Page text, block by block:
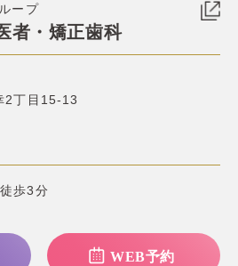
ープ
者・矯正歯科
2丁目15-13
歩3分
WEB予約